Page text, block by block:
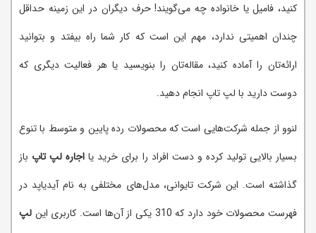
کنید، فامیل یا خانواده چه می‌گویند! حرف دیگران در این زمینه حداقل
چندان اهمیتی ندارد، مهم این است که کار شما راه بیفتد و بتوانید
ارائه‌تان را آماده کنید، مقاله‌تان را بنویسید یا هر فعالیت دیگری که
دوست دارید با لپ تاپ انجام دهید.
لنوو از جمله شرکت‌هایی است که محصولات رده پایین و متوسط با تنوع
بسیار بالایی تولید کرده و دست افراد را برای خرید یا اجاره لپ تاپ باز
گذاشته است. این شرکت تایوانی، مدل‌های مختلفی به نام آیدیاپد در
فهرست محصولات خود دارد که 310 یکی از آن‌ها است. کاربری این
لپ